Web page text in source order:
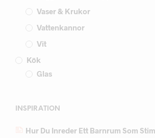
Vaser & Krukor
Vattenkannor
Vit
Kök
Glas
INSPIRATION
Hur Du Inreder Ett Barnrum Som